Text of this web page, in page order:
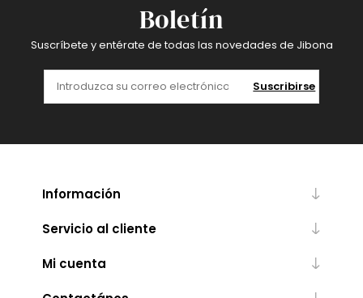
Boletín
Suscríbete y entérate de todas las novedades de Jibona
Suscribirse
Información
Servicio al cliente
Mi cuenta